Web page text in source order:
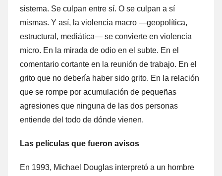
sistema. Se culpan entre sí. O se culpan a sí
mismas. Y así, la violencia macro —geopolítica,
estructural, mediática— se convierte en violencia
micro. En la mirada de odio en el subte. En el
comentario cortante en la reunión de trabajo. En el
grito que no debería haber sido grito. En la relación
que se rompe por acumulación de pequeñas
agresiones que ninguna de las dos personas
entiende del todo de dónde vienen.
Las películas que fueron avisos
En 1993, Michael Douglas interpretó a un hombre